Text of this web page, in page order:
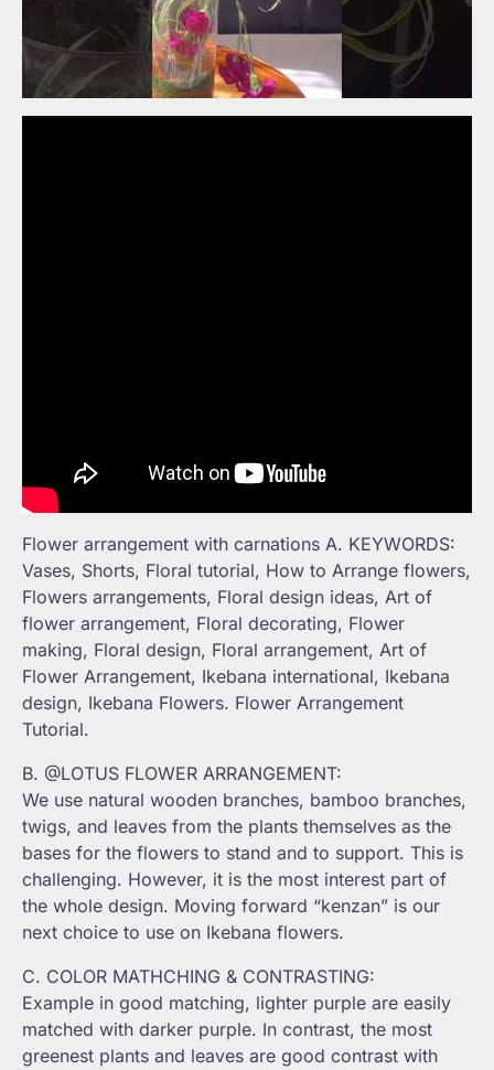
Flower arrangement with carnations A. KEYWORDS:
Vases, Shorts, Floral tutorial, How to Arrange flowers,
Flowers arrangements, Floral design ideas, Art of
flower arrangement, Floral decorating, Flower
making, Floral design, Floral arrangement, Art of
Flower Arrangement, Ikebana international, Ikebana
design, Ikebana Flowers. Flower Arrangement
Tutorial.
B. @LOTUS FLOWER ARRANGEMENT:
We use natural wooden branches, bamboo branches,
twigs, and leaves from the plants themselves as the
bases for the flowers to stand and to support. This is
challenging. However, it is the most interest part of
the whole design. Moving forward “kenzan” is our
next choice to use on Ikebana flowers.
C. COLOR MATHCHING & CONTRASTING:
Example in good matching, lighter purple are easily
matched with darker purple. In contrast, the most
greenest plants and leaves are good contrast with